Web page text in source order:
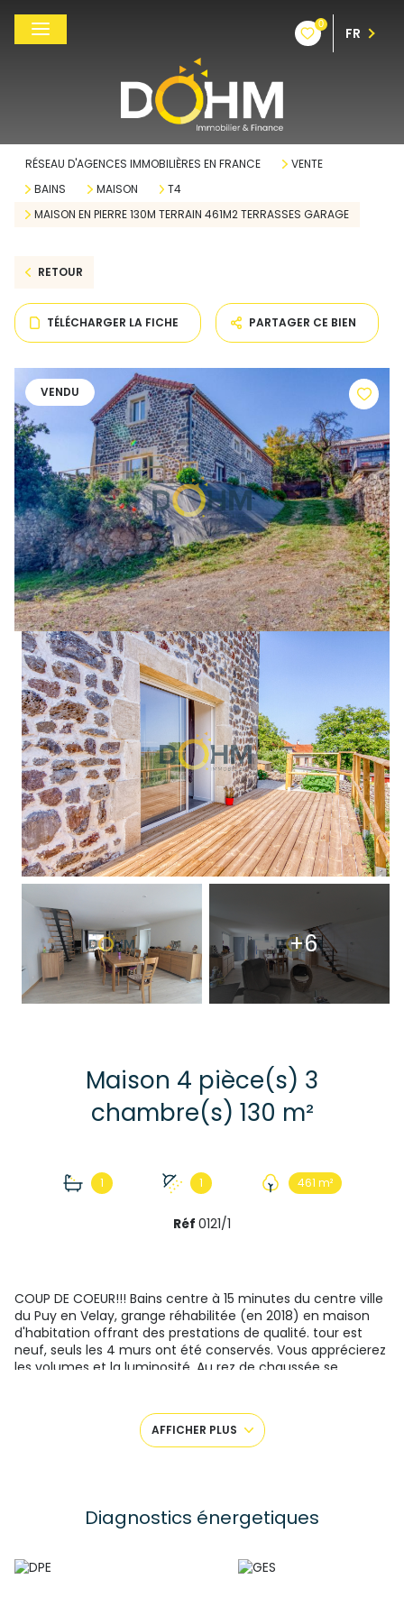
0
FR
RÉSEAU D'AGENCES IMMOBILIÈRES EN FRANCE
VENTE
BAINS
MAISON
T4
MAISON EN PIERRE 130M TERRAIN 461M2 TERRASSES GARAGE
RETOUR
TÉLÉCHARGER LA FICHE PARTAGER CE BIEN
VENDU
+6
Maison 4 pièce(s) 3
chambre(s) 130 m²
1 1 461 m²
Réf 0121/1
COUP DE COEUR!!! Bains centre à 15 minutes du centre ville
du Puy en Velay, grange réhabilitée (en 2018) en maison
d'habitation offrant des prestations de qualité. tour est
neuf, seuls les 4 murs ont été conservés. Vous apprécierez
les volumes et la luminosité. Au rez de chaussée se
composé de 3 chambres dont une suite parentale et une
salle de bain. Cette bâtisse bénéficie d'une très bonne
isolation. Elle est équipée d'un insert moderne (avec
complété par un garage attenant de 35M2. Contactez
0623321891
AFFICHER PLUS
Diagnostics énergetiques